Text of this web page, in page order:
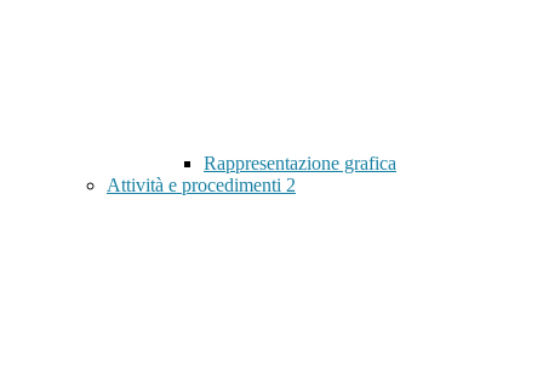
Rappresentazione grafica
Attività e procedimenti 2